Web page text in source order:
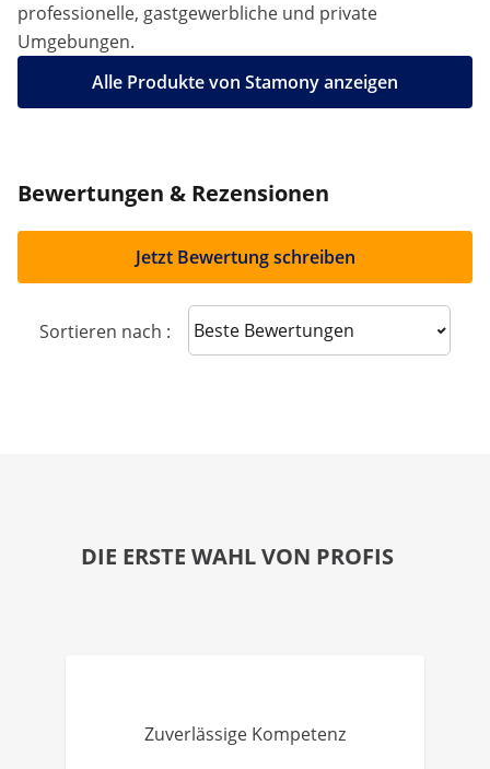
professionelle, gastgewerbliche und private
Umgebungen.
Alle Produkte von Stamony anzeigen
Bewertungen & Rezensionen
Jetzt Bewertung schreiben
Sortieren nach : Sort reviews
DIE ERSTE WAHL VON PROFIS
Zuverlässige Kompetenz